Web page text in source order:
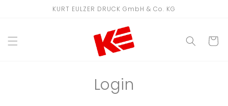
KURT EULZER DRUCK GmbH & Co. KG
Login